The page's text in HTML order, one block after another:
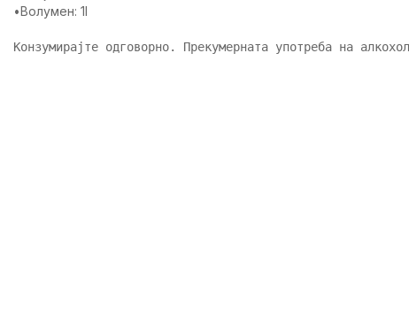
•Волумен: 1l
Конзумирајте одговорно. Прекумерната употреба на